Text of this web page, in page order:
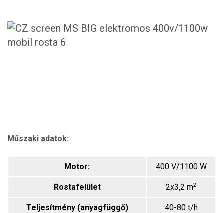
Műszaki adatok:
Motor: 400 V/1100 W
Rostafelület 2x3,2 m2
Teljesítmény (anyagfüggő) 40-80 t/h